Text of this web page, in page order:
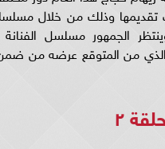
تقديمها وذلك من خلال
2،وينتظر الجمهور مسلسل
2 والذي من المتوقع عرضه
٢